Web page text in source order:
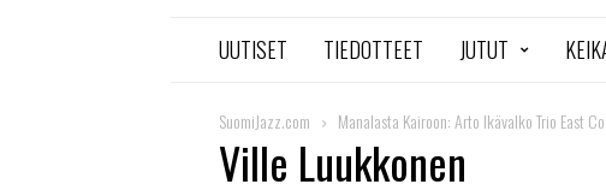
UUTISET TIEDOTTEET JUTUT
SuomiJazz.com Manalasta Kairoon: Arto Ikävalko Trio East
Ville Luukkonen